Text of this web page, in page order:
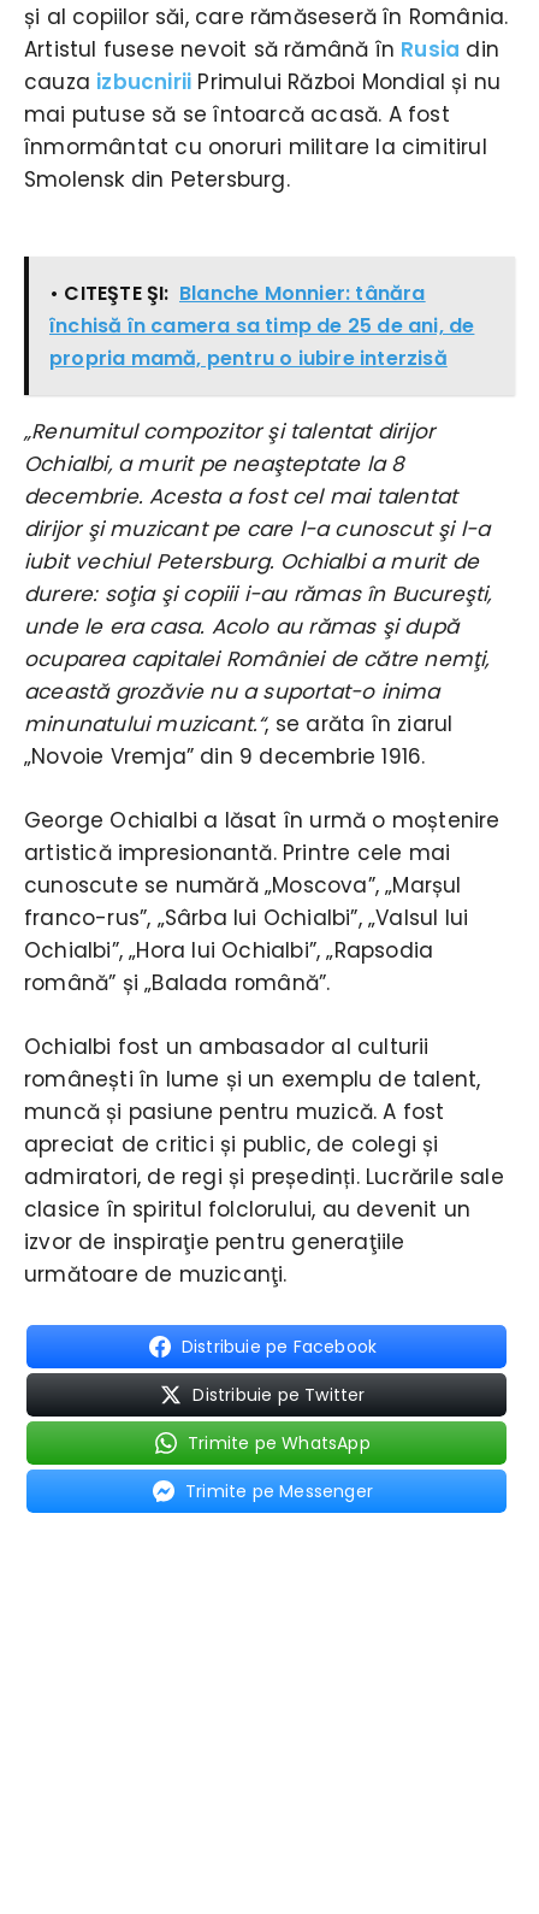
și al copiilor săi, care rămăseseră în România.
Artistul fusese nevoit să rămână în Rusia din
cauza izbucnirii Primului Război Mondial și nu
mai putuse să se întoarcă acasă. A fost
înmormântat cu onoruri militare la cimitirul
Smolensk din Petersburg.
• CITEŞTE ŞI: Blanche Monnier: tânăra
închisă în camera sa timp de 25 de ani, de
propria mamă, pentru o iubire interzisă
„Renumitul compozitor şi talentat dirijor
Ochialbi, a murit pe neaşteptate la 8
decembrie. Acesta a fost cel mai talentat
dirijor şi muzicant pe care l-a cunoscut şi l-a
iubit vechiul Petersburg. Ochialbi a murit de
durere: soţia şi copiii i-au rămas în Bucureşti,
unde le era casa. Acolo au rămas şi după
ocuparea capitalei României de către nemţi,
această grozăvie nu a suportat-o inima
minunatului muzicant.“, se arăta în ziarul
„Novoie Vremja” din 9 decembrie 1916.
George Ochialbi a lăsat în urmă o moștenire
artistică impresionantă. Printre cele mai
cunoscute se numără „Moscova”, „Marșul
franco-rus”, „Sârba lui Ochialbi”, „Valsul lui
Ochialbi”, „Hora lui Ochialbi”, „Rapsodia
română” și „Balada română”.
Ochialbi fost un ambasador al culturii
românești în lume și un exemplu de talent,
muncă și pasiune pentru muzică. A fost
apreciat de critici și public, de colegi și
admiratori, de regi și președinți. Lucrările sale
clasice în spiritul folclorului, au devenit un
izvor de inspiraţie pentru generaţiile
următoare de muzicanţi.
Distribuie pe Facebook
Distribuie pe Twitter
Trimite pe WhatsApp
Trimite pe Messenger